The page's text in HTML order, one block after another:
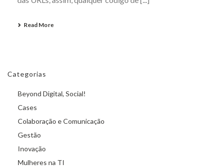
Read More
Categorias
Beyond Digital, Social!
Cases
Colaboração e Comunicação
Gestão
Inovação
Mulheres na TI